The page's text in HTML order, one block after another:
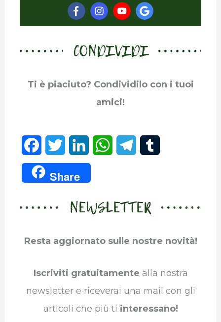
CONDIVIDI
Ti è piaciuto? Condividilo con i tuoi
amici!
a
c
e
o
w
i
e
i
n
k
d
W
t
A
e
r
b
r
Share
NEWSLETTER
Resta aggiornato sulle nostre novità!
Iscriviti gratuitamente alla nostra
newsletter e riceverai una mail con gli
articoli che più ti interessano!